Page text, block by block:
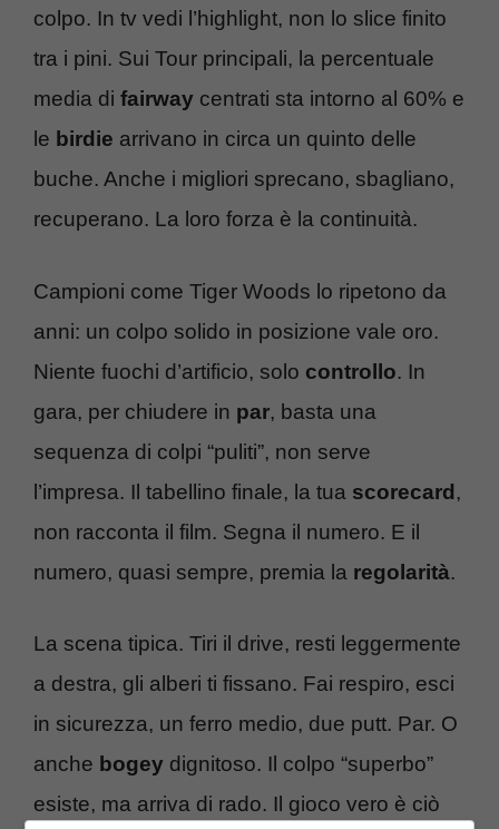
colpo. In tv vedi l’highlight, non lo slice finito
tra i pini. Sui Tour principali, la percentuale
media di fairway centrati sta intorno al 60% e
le birdie arrivano in circa un quinto delle
buche. Anche i migliori sprecano, sbagliano,
recuperano. La loro forza è la continuità.
Campioni come Tiger Woods lo ripetono da
anni: un colpo solido in posizione vale oro.
Niente fuochi d’artificio, solo controllo. In
gara, per chiudere in par, basta una
sequenza di colpi “puliti”, non serve
l’impresa. Il tabellino finale, la tua scorecard,
non racconta il film. Segna il numero. E il
numero, quasi sempre, premia la regolarità.
La scena tipica. Tiri il drive, resti leggermente
a destra, gli alberi ti fissano. Fai respiro, esci
in sicurezza, un ferro medio, due putt. Par. O
anche bogey dignitoso. Il colpo “superbo”
esiste, ma arriva di rado. Il gioco vero è ciò